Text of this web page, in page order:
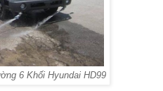
6 Khối Hyundai HD99